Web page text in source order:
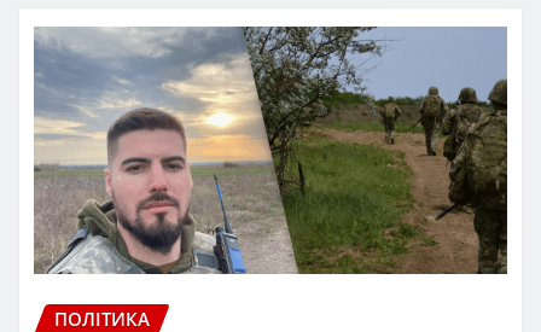
ПОЛІТИКА